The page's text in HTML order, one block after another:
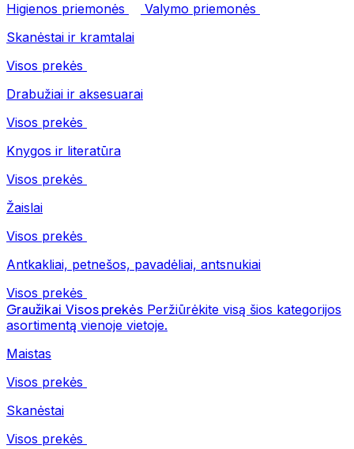
Higienos priemonės
Valymo priemonės
Skanėstai ir kramtalai
Visos prekės
Drabužiai ir aksesuarai
Visos prekės
Knygos ir literatūra
Visos prekės
Žaislai
Visos prekės
Antkakliai, petnešos, pavadėliai, antsnukiai
Visos prekės
Graužikai Visos prekės Peržiūrėkite visą šios kategorijos
asortimentą vienoje vietoje.
Maistas
Visos prekės
Skanėstai
Visos prekės